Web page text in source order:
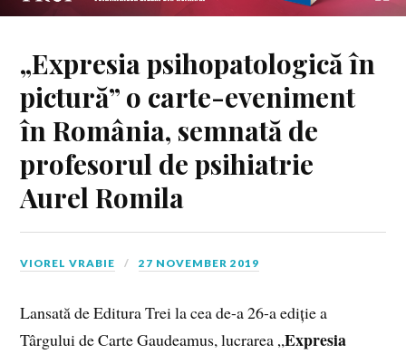
„Expresia psihopatologică în
pictură” o carte-eveniment
în România, semnată de
profesorul de psihiatrie
Aurel Romila
VIOREL VRABIE 27 NOVEMBER 2019
Lansată de Editura Trei la cea de-a 26-a ediție a
Târgului de Carte Gaudeamus, lucrarea „Expresia